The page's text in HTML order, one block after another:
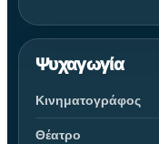
Ψυχαγωγία
Κινηματογράφος
Θέατρο